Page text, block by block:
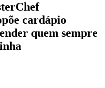
cardápio
quem sempre